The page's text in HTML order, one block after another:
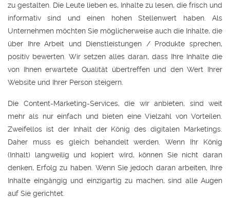
zu gestalten. Die Leute lieben es, Inhalte zu lesen, die frisch und
informativ sind und einen hohen Stellenwert haben. Als
Unternehmen möchten Sie möglicherweise auch die Inhalte, die
über Ihre Arbeit und Dienstleistungen / Produkte sprechen,
positiv bewerten. Wir setzen alles daran, dass Ihre Inhalte die
von Ihnen erwartete Qualität übertreffen und den Wert Ihrer
Website und Ihrer Person steigern.
Die Content-Marketing-Services, die wir anbieten, sind weit
mehr als nur einfach und bieten eine Vielzahl von Vorteilen.
Zweifellos ist der Inhalt der König des digitalen Marketings.
Daher muss es gleich behandelt werden. Wenn Ihr König
(Inhalt) langweilig und kopiert wird, können Sie nicht daran
denken, Erfolg zu haben. Wenn Sie jedoch daran arbeiten, Ihre
Inhalte eingängig und einzigartig zu machen, sind alle Augen
auf Sie gerichtet.